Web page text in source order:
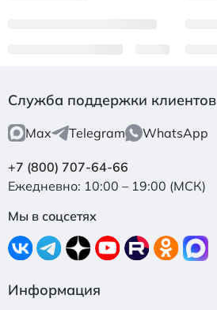
Служба поддержки клиентов
Max Telegram WhatsApp
+7 (800) 707-64-66
Ежедневно: 10:00 – 19:00 (МСК)
Мы в соцсетях
Информация